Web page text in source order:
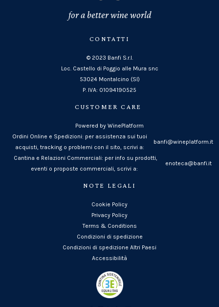
for a better wine world
CONTATTI
© 2023 Banfi S.r.l.
Loc. Castello di Poggio alle Mura snc
53024 Montalcino (SI)
P. IVA: 01094190525
CUSTOMER CARE
Powered by WinePlatform
Ordini Online e Spedizioni: per assistenza sui tuoi
acquisti, tracking o problemi con il sito, scrivi a:
banfi@wineplatform.it
Cantina e Relazioni Commerciali: per info su prodotti,
eventi o proposte commerciali, scrivi a:
enoteca@banfi.it
NOTE LEGALI
Cookie Policy
Privacy Policy
Terms & Conditions
Condizioni di spedizione
Condizioni di spedizione Altri Paesi
Accessibilità